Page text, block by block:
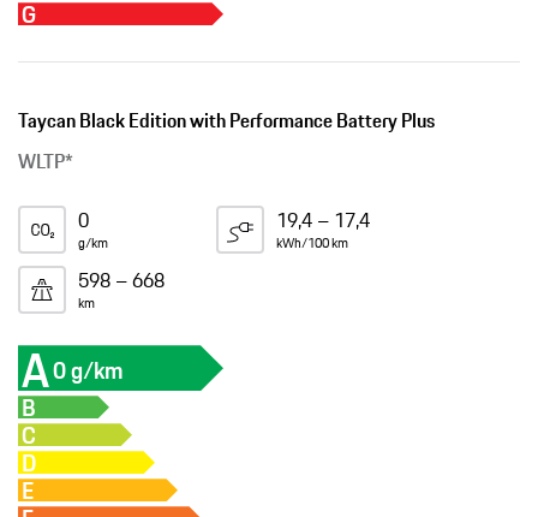
G
Taycan Black Edition with Performance Battery Plus
WLTP*
0
g/km
19,4 – 17,4
kWh/100 km
598 – 668
km
A0 g/km
B
C
D
E